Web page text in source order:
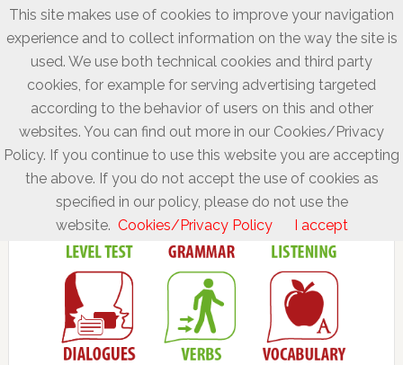
This site makes use of cookies to improve your navigation
experience and to collect information on the way the site is
used. We use both technical cookies and third party
cookies, for example for serving advertising targeted
according to the behavior of users on this and other
websites. You can find out more in our Cookies/Privacy
Policy. If you continue to use this website you are accepting
the above. If you do not accept the use of cookies as
specified in our policy, please do not use the
website. Cookies/Privacy Policy I accept